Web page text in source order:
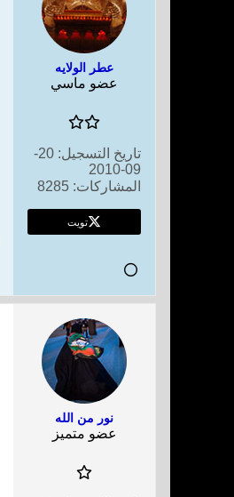
عطر الولايه
عضو ماسي
تاريخ التسجيل:
20-
09-2010
المشاركات: 8285
تويت
نور من الله
عضو متميز